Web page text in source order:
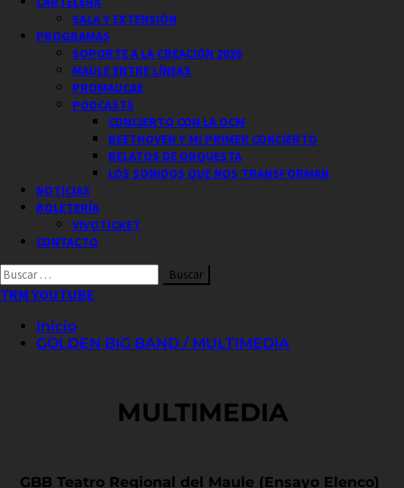
SALA Y EXTENSIÓN
PROGRAMAS
SOPORTE A LA CREACIÓN 2026
MAULE ENTRE LÍNEAS
PROMAUCAE
PODCASTS
CONCIERTO CON LA OCM
BEETHOVEN Y MI PRIMER CONCIERTO
RELATOS DE ORQUESTA
LOS SONIDOS QUE NOS TRANSFORMAN
NOTICIAS
BOLETERÍA
VIVOTICKET
CONTACTO
Buscar
por:
TRM YOUTUBE
Inicio
GOLDEN BIG BAND / MULTIMEDIA
MULTIMEDIA
GBB Teatro Regional del Maule (Ensayo Elenco)